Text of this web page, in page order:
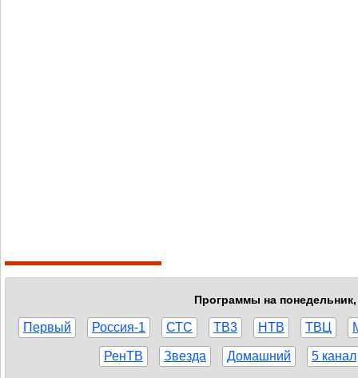
Программы на понедельник,
Первый Россия-1 СТС ТВ3 НТВ ТВЦ
РенТВ Звезда Домашний 5 канал